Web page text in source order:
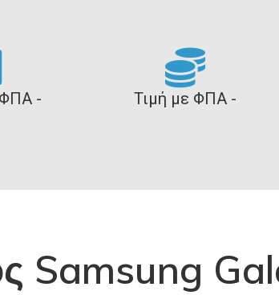
- Τιμή με ΦΠΑ -
Samsung